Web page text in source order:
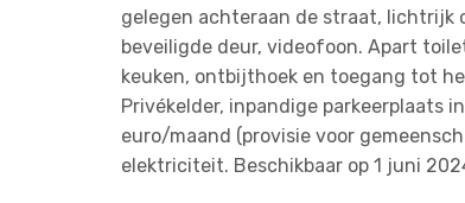
gelegen achteraan de straat, lichtrijk
beveiligde deur, videofoon. Apart
keuken, ontbijthoek en toegang tot
Privékelder, inpandige parkeerplaats
euro/maand (provisie voor
elektriciteit. Beschikbaar op 1 juni